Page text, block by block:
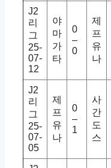
J2
리
그
25-
07-
12
야
마
가
타
0
–
0
제
프
유
나
J2
리
그
25-
07-
05
제
프
유
나
0
–
1
사
간
도
스